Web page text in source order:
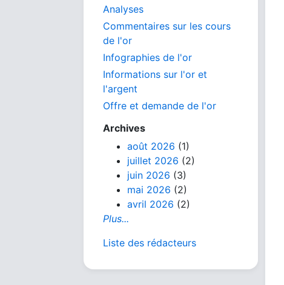
Analyses
Commentaires sur les cours
de l'or
Infographies de l'or
Informations sur l'or et
l'argent
Offre et demande de l'or
Archives
août 2026 (1)
juillet 2026 (2)
juin 2026 (3)
mai 2026 (2)
avril 2026 (2)
Plus...
Liste des rédacteurs